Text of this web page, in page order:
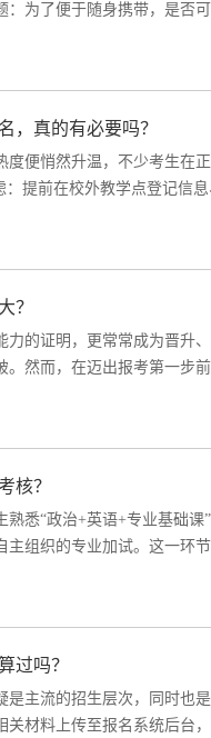
：为了便于随身携带，是否
，真的有必要吗？
便悄然升温，不少考生在
提前在校外教学点登记信
？
的证明，更常常成为晋升
然而，在迈出报考第一步
核？
悉“政治+英语+专业基础
主组织的专业加试。这一环
过吗？
主流的招生层次，同时也
关材料上传至报名系统后台